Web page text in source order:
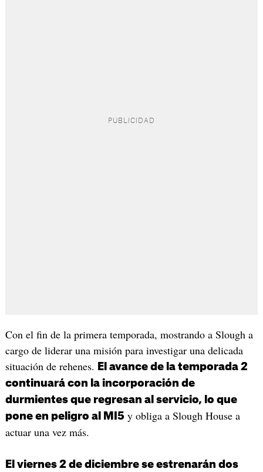
Con el fin de la primera temporada, mostrando a Slough a
cargo de liderar una misión para investigar una delicada
situación de rehenes.
El avance de la temporada 2
continuará con la incorporación de
durmientes que regresan al servicio, lo que
pone en peligro al MI5y obliga a Slough House a
actuar una vez más.
El viernes 2 de diciembre se estrenarán dos